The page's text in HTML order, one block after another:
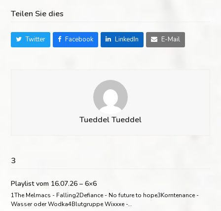
Teilen Sie dies
Twitter Facebook LinkedIn E-Mail
Tueddel Tueddel
3
Playlist vom 16.07.26 – 6×6
1The Melmacs - Falling2Defiance - No future to hope3Korntenance -
Wasser oder Wodka4Blutgruppe Wixxxe -…